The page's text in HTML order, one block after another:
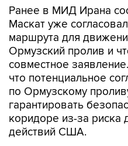
Ранее в МИД Ирана
Маскат уже
маршрута для
Ормузский пролив и
совместное
что потенциальное
по Ормузскому
гарантировать
коридоре из-за риска
действий США.